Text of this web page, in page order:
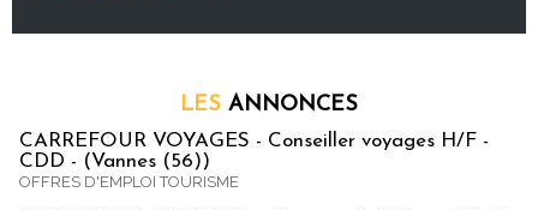
LES ANNONCES
CARREFOUR VOYAGES - Conseiller voyages H/F -
CDD - (Vannes (56))
OFFRES D'EMPLOI TOURISME